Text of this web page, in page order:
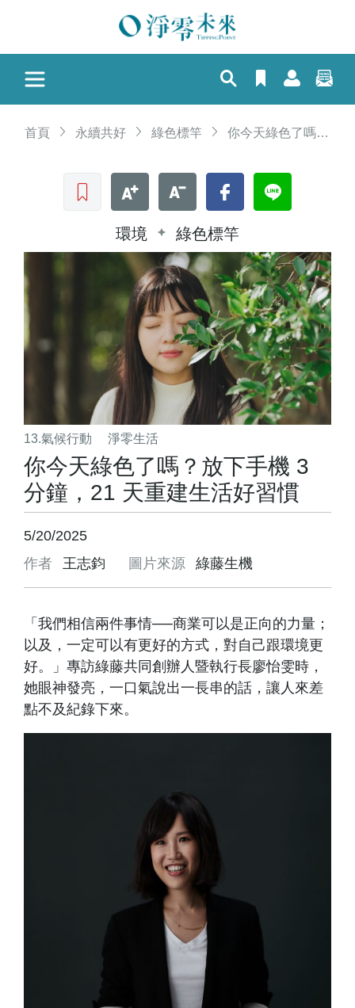
首頁 永續共好 綠色標竿 你今天綠色了嗎？放下手機 3 分鐘，21 天重建生活好習慣
收藏文章 文字加大 文字縮小 Facebook
環境 綠色標竿
13.氣候行動 淨零生活
你今天綠色了嗎？放下手機 3
分鐘，21 天重建生活好習慣
5/20/2025
作者
王志鈞 圖片來源 綠藤生機
「我們相信兩件事情──商業可以是正向的力量；
以及，一定可以有更好的方式，對自己跟環境更
好。」專訪綠藤共同創辦人暨執行長廖怡雯時，
她眼神發亮，一口氣說出一長串的話，讓人來差
點不及紀錄下來。